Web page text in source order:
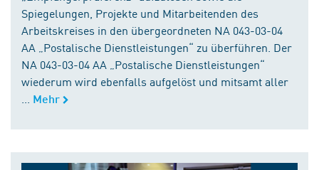
Spiegelungen, Projekte und Mitarbeitenden des
Arbeitskreises in den übergeordneten NA 043-03-04
AA „Postalische Dienstleistungen“ zu überführen. Der
NA 043-03-04 AA „Postalische Dienstleistungen“
wiederum wird ebenfalls aufgelöst und mitsamt aller
Mehr